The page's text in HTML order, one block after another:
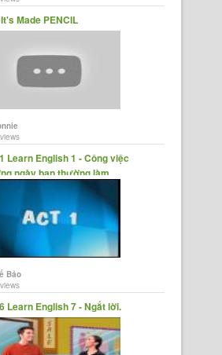
Made PENCIL
views
Learn English 1 - Công việc
ngày bạn thường làm.
Bảo
views
Learn English 7 - Ngắt lời.